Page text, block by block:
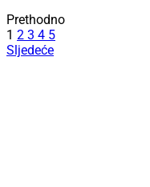
Prethodno
1 2 3 4 5
Sljedeće